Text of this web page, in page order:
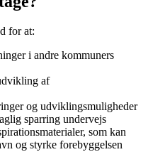
for at:
i andre kommuners
af
og udviklingsmuligheder
sparring undervejs
som kan
og styrke forebyggelsen